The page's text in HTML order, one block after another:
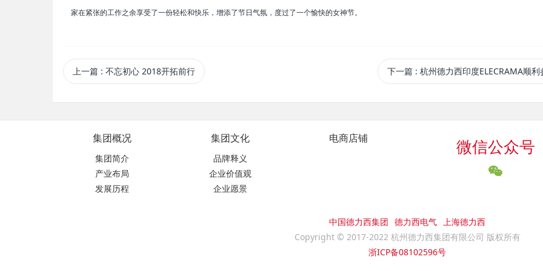
家在紧张的工作之余享受了一份轻松和快乐，增添了节日气氛，度过了一个愉快的女神节。
上一篇 : 不忘初心 2018开拓前行 下一篇 : 杭州德力西印度ELECRAMA顺利
集团概况
集团简介
产业布局
发展历程
集团文化
品牌释义
企业价值观
企业愿景
电商店铺 微信公众号
中国德力西集团 德力西电气
上海德力西
Copyright © 2017-2022 杭州德力西集团有限公司 版权所有
浙ICP备08102596号